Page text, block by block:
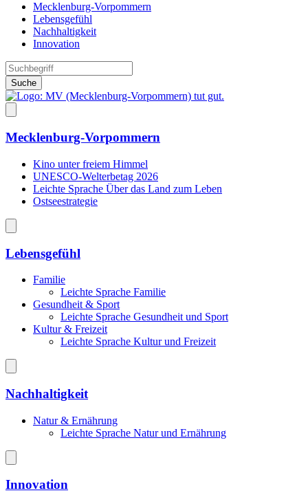
Mecklenburg-Vorpommern
Lebensgefühl
Nachhaltigkeit
Innovation
Suche
Mecklenburg-Vorpommern
Kino unter freiem Himmel
UNESCO-Welterbetag 2026
Leichte Sprache Über das Land zum Leben
Ostseestrategie
Lebensgefühl
Familie
Leichte Sprache Familie
Gesundheit & Sport
Leichte Sprache Gesundheit und Sport
Kultur & Freizeit
Leichte Sprache Kultur und Freizeit
Nachhaltigkeit
Natur & Ernährung
Leichte Sprache Natur und Ernährung
Innovation